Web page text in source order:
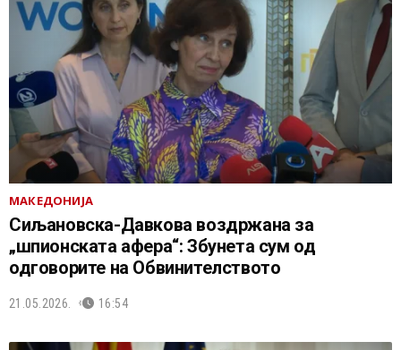
МАКЕДОНИЈА
Сиљановска-Давкова воздржана за
„шпионската афера“: Збунета сум од
одговорите на Обвинителството
21.05.2026. 16:54